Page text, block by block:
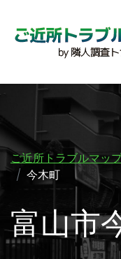
ご近所トラブルマッ
今木町
富山市